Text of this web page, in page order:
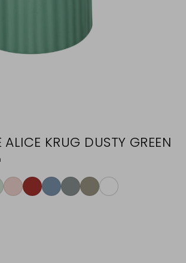
ALICE KRUG DUSTY GREEN